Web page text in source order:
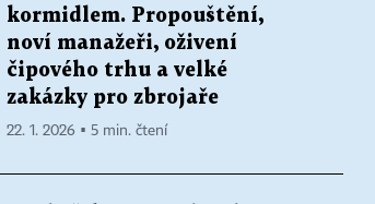
kormidlem. Propouštění,
noví manažeři, oživení
čipového trhu a velké
zakázky pro zbrojaře
22. 1. 2026 ▪ 5 min. čtení